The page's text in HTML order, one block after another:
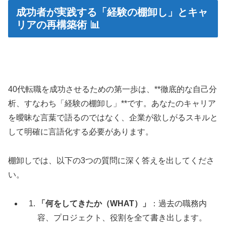
成功者が実践する「経験の棚卸し」とキャ
リアの再構築術 📊
40代転職を成功させるための第一歩は、**徹底的な自己分
析、すなわち「経験の棚卸し」**です。あなたのキャリア
を曖昧な言葉で語るのではなく、企業が欲しがるスキルと
して明確に言語化する必要があります。
棚卸しでは、以下の3つの質問に深く答えを出してくださ
い。
「何をしてきたか（WHAT）」
：過去の職務内
容、プロジェクト、役割を全て書き出します。